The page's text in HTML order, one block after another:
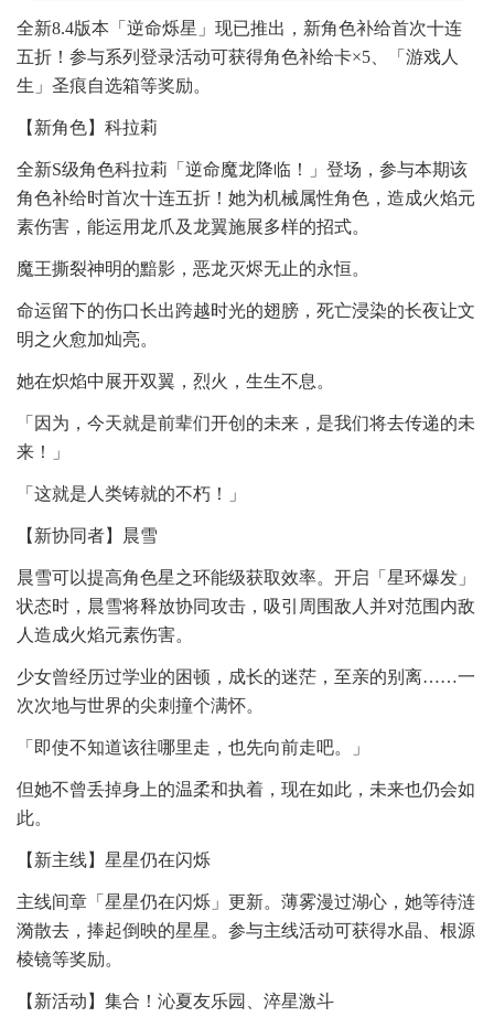
全新8.4版本「逆命烁星」现已推出，新角色补给首次十连
五折！参与系列登录活动可获得角色补给卡×5、「游戏人
生」圣痕自选箱等奖励。
【新角色】科拉莉
全新S级角色科拉莉「逆命魔龙降临！」登场，参与本期该
角色补给时首次十连五折！她为机械属性角色，造成火焰元
素伤害，能运用龙爪及龙翼施展多样的招式。
魔王撕裂神明的黯影，恶龙灭烬无止的永恒。
命运留下的伤口长出跨越时光的翅膀，死亡浸染的长夜让文
明之火愈加灿亮。
她在炽焰中展开双翼，烈火，生生不息。
「因为，今天就是前辈们开创的未来，是我们将去传递的未
来！」
「这就是人类铸就的不朽！」
【新协同者】晨雪
晨雪可以提高角色星之环能级获取效率。开启「星环爆发」
状态时，晨雪将释放协同攻击，吸引周围敌人并对范围内敌
人造成火焰元素伤害。
少女曾经历过学业的困顿，成长的迷茫，至亲的别离……一
次次地与世界的尖刺撞个满怀。
「即使不知道该往哪里走，也先向前走吧。」
但她不曾丢掉身上的温柔和执着，现在如此，未来也仍会如
此。
【新主线】星星仍在闪烁
主线间章「星星仍在闪烁」更新。薄雾漫过湖心，她等待涟
漪散去，捧起倒映的星星。参与主线活动可获得水晶、根源
棱镜等奖励。
【新活动】集合！沁夏友乐园、淬星激斗